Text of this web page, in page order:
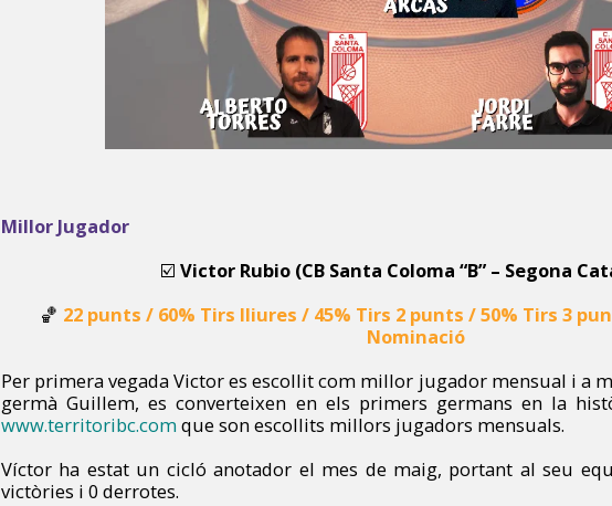
Millor Jugador
☑️ Victor Rubio (CB Santa Coloma “B” – Segona
🏀 22 punts / 60% Tirs lliures / 45% Tirs 2 punts / 50% Tirs 3
Nominació
Per primera vegada Victor es escollit com millor jugador mensual i a
germà Guillem, es converteixen en els primers germans en la
www.territoribc.com que son escollits millors jugadors mensuals.
Víctor ha estat un cicló anotador el mes de maig, portant al seu
victòries i 0 derrotes.